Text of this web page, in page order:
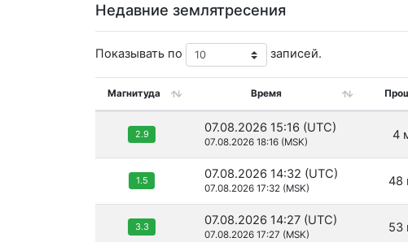
Недавние землятресения
Показывать по записей.
Магнитуда Время
2.9 07.08.2026 15:16 (UTC)
07.08.2026 18:16 (MSK) 4
1.5 07.08.2026 14:32 (UTC)
07.08.2026 17:32 (MSK) 48
3.3 07.08.2026 14:27 (UTC)
07.08.2026 17:27 (MSK) 53